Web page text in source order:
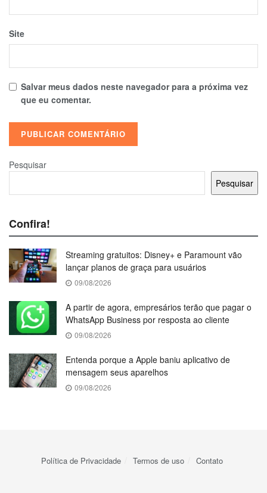
Site
Salvar meus dados neste navegador para a próxima vez
que eu comentar.
Pesquisar
Pesquisar
Confira!
Streaming gratuitos: Disney+ e Paramount vão
lançar planos de graça para usuários
09/08/2026
A partir de agora, empresários terão que pagar o
WhatsApp Business por resposta ao cliente
09/08/2026
Entenda porque a Apple baniu aplicativo de
mensagem seus aparelhos
09/08/2026
Política de Privacidade Termos de uso Contato